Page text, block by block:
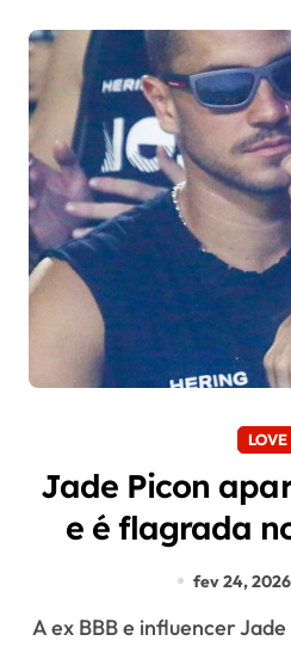
LOVE
Jade Picon
e é flagrada
fev 24,
A ex BBB e influencer Jade Picon esteve presente